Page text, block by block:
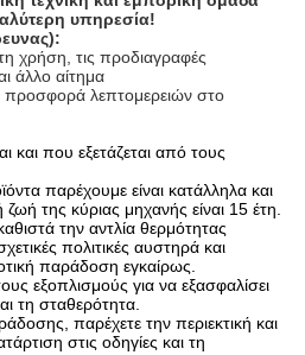
υπηρεσία!
χρήση, τις προδιαγραφές
άλλο αίτημα
λεπτομερειών στο
και που εξετάζεται από τους
παρέχουμε είναι κατάλληλα και
της κύριας μηχανής είναι 15 έτη.
την αντλία θερμότητας
πολιτικές αυστηρά και
παράδοση εγκαίρως.
εξοπλισμούς για να εξασφαλίσει
τη σταθερότητα.
παρέχετε την περιεκτική και
στις οδηγίες και τη